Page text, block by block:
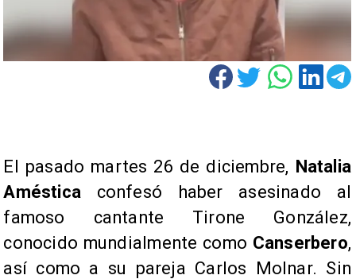
El pasado martes 26 de diciembre, Natalia
Améstica confesó haber asesinado al
famoso cantante Tirone González,
conocido mundialmente como Canserbero,
así como a su pareja Carlos Molnar. Sin